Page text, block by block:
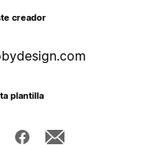
creador
plantilla